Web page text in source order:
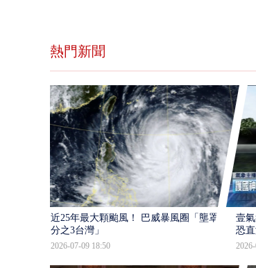
熱門新聞
近25年最大顆颱風！ 巴威暴風圈「壟罩4
分之3台灣」
2026-07-09 18:50
壹
恐